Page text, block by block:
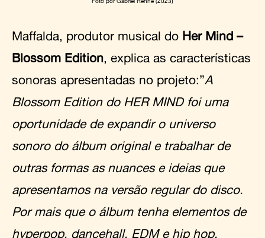
Maffalda, produtor musical do Her Mind –
Blossom Edition, explica as características
sonoras apresentadas no projeto:”A
Blossom Edition do HER MIND foi uma
oportunidade de expandir o universo
sonoro do álbum original e trabalhar de
outras formas as nuances e ideias que
apresentamos na versão regular do disco.
Por mais que o álbum tenha elementos de
hyperpop, dancehall, EDM e hip hop,